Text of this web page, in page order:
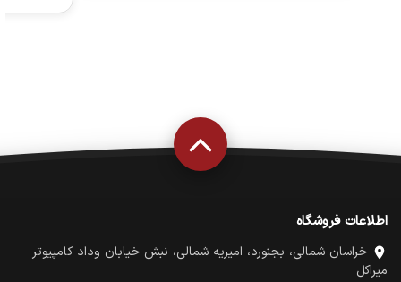
اطلاعات فروشگاه
خراسان شمالی، بجنورد، امیریه شمالی، نبش خیابان وداد کامپیوتر
میراکل